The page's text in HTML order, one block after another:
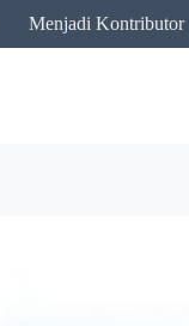
Menjadi Kontributor